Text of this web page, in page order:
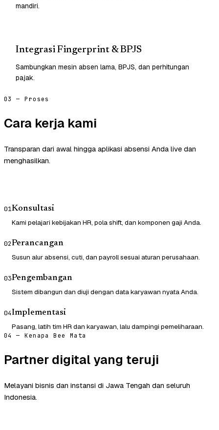
mandiri.
Integrasi Fingerprint & BPJS
Sambungkan mesin absen lama, BPJS, dan perhitungan
pajak.
03 — Proses
Cara kerja kami
Transparan dari awal hingga aplikasi absensi Anda live dan
menghasilkan.
01Konsultasi
Kami pelajari kebijakan HR, pola shift, dan komponen gaji Anda.
02Perancangan
Susun alur absensi, cuti, dan payroll sesuai aturan perusahaan.
03Pengembangan
Sistem dibangun dan diuji dengan data karyawan nyata Anda.
04Implementasi
Pasang, latih tim HR dan karyawan, lalu dampingi pemeliharaan.
04 — Kenapa Bee Mata
Partner digital yang teruji
Melayani bisnis dan instansi di Jawa Tengah dan seluruh
Indonesia.